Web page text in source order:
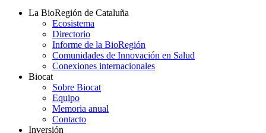
La BioRegión de Cataluña
Ecosistema
Directorio
Informe de la BioRegión
Comunidades de Innovación en Salud
Conexiones internacionales
Biocat
Sobre Biocat
Equipo
Memoria anual
Contacto
Inversión